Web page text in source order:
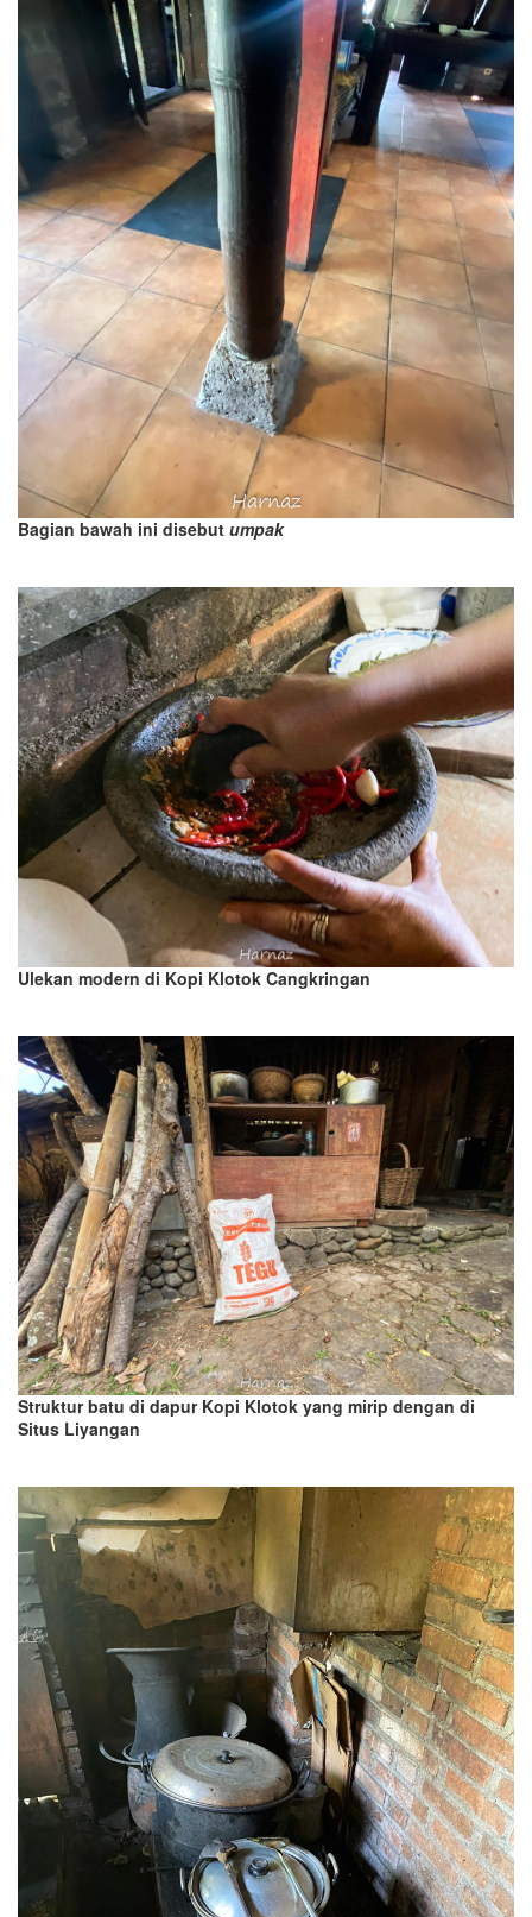
Bagian bawah ini disebut umpak
Ulekan modern di Kopi Klotok Cangkringan
Struktur batu di dapur Kopi Klotok yang mirip dengan di
Situs Liyangan